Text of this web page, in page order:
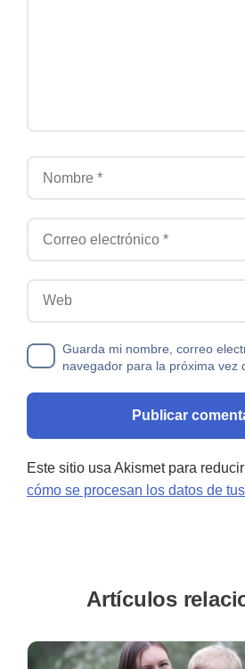
Guarda mi nombre, correo
navegador para la próxima vez
Este sitio usa Akismet para
cómo se procesan los datos de
Artículos